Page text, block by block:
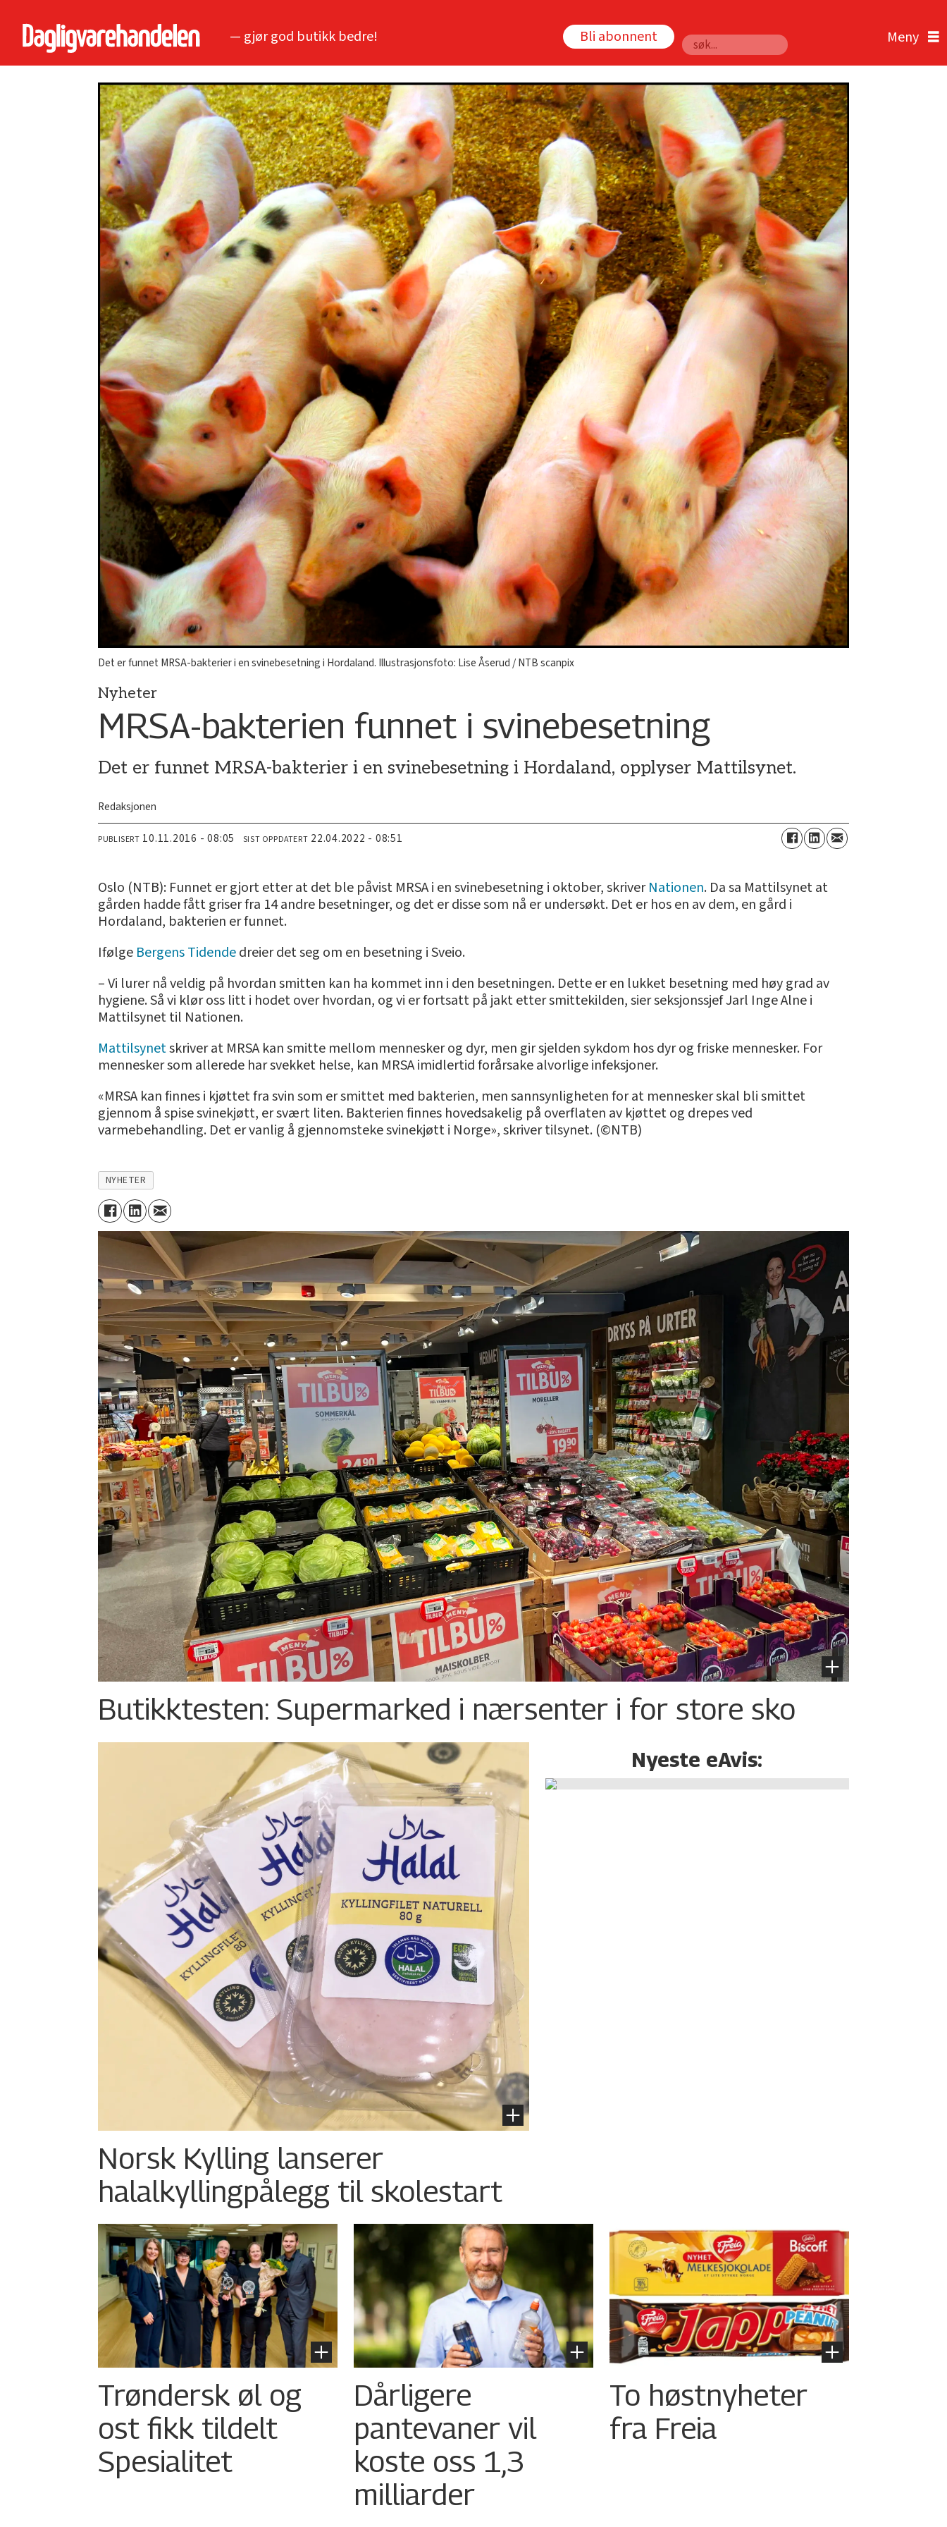
— gjør god butikk bedre! Bli abonnent
Søk
Det er funnet MRSA-bakterier i en svinebesetning i Hordaland. Illustrasjonsfoto: Lise Åserud / NTB scanpix
Nyheter
MRSA-bakterien funnet i svinebesetning
Det er funnet MRSA-bakterier i en svinebesetning i Hordaland, opplyser Mattilsynet.
Redaksjonen
PUBLISERT 10.11.2016 - 08:05 SIST OPPDATERT 22.04.2022 - 08:51
Oslo (NTB): Funnet er gjort etter at det ble påvist MRSA i en svinebesetning i oktober, skriverNationen. Da sa Mattilsynet at
gården hadde fått griser fra 14 andre besetninger, og det er disse som nå er undersøkt. Det er hos en av dem, en gård i
Hordaland, bakterien er funnet.
Ifølge Bergens Tidendedreier det seg om en besetning i Sveio.
– Vi lurer nå veldig på hvordan smitten kan ha kommet inn i den besetningen. Dette er en lukket besetning med høy grad av
hygiene. Så vi klør oss litt i hodet over hvordan, og vi er fortsatt på jakt etter smittekilden, sier seksjonssjef Jarl Inge Alne i
Mattilsynet til Nationen.
Mattilsynetskriver at MRSA kan smitte mellom mennesker og dyr, men gir sjelden sykdom hos dyr og friske mennesker. For
mennesker som allerede har svekket helse, kan MRSA imidlertid forårsake alvorlige infeksjoner.
«MRSA kan finnes i kjøttet fra svin som er smittet med bakterien, men sannsynligheten for at mennesker skal bli smittet
gjennom å spise svinekjøtt, er svært liten. Bakterien finnes hovedsakelig på overflaten av kjøttet og drepes ved
varmebehandling. Det er vanlig å gjennomsteke svinekjøtt i Norge», skriver tilsynet. (©NTB)
NYHETER
Butikktesten: Supermarked i nærsenter i for store sko
Norsk Kylling lanserer
halalkylling­pålegg til skolestart
Nyeste eAvis:
Trøndersk øl og
ost fikk tildelt
Spesialitet
Dårligere
pantevaner vil
koste oss 1,3
milliarder
To høstnyheter
fra Freia